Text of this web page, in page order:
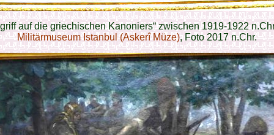
auf die griechischen Kanoniers“ zwischen 1919-1922
Militärmuseum Istanbul (Askerî Müze), Foto 2017 n.Chr.